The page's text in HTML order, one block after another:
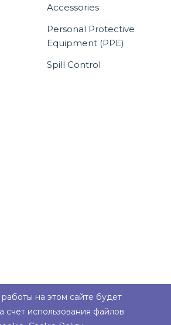
Accessories
Personal Protective
Equipment (PPE)
Spill Control
на этом сайте будет
счет использования файлов